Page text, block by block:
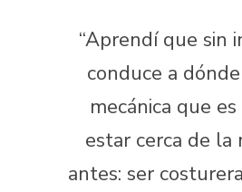
“Aprendí que sin
conduce a
mecánica que
estar cerca de la
antes: ser